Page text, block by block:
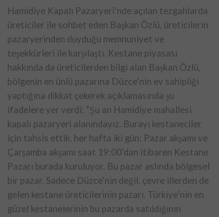
Hamidiye Kapalı Pazaryeri’nde açılan tezgahlarda
üreticiler ile sohbet eden Başkan Özlü, üreticilerin
pazaryerinden duyduğu memnuniyet ve
teşekkürleri ile karşılaştı. Kestane piyasası
hakkında da üreticilerden bilgi alan Başkan Özlü,
bölgenin en ünlü pazarına Düzce’nin ev sahipliği
yaptığına dikkat çekerek açıklamasında şu
ifadelere yer verdi: “Şu an Hamidiye mahallesi
kapalı pazaryeri alanındayız. Burayı kestaneciler
için tahsis ettik. her hafta iki gün; Pazar akşamı ve
Çarşamba akşamı saat 19:00’dan itibaren Kestane
Pazarı burada kuruluyor. Bu pazar aslında bölgesel
bir pazar. Sadece Düzce’nin değil, çevre illerden de
gelen kestane üreticilerinin pazarı. Türkiye’nin en
güzel kestanelerinin bu pazarda satıldığının